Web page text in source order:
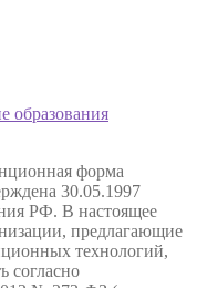
образования
форма
30.05.1997
РФ. В настоящее
предлагающие
технологий,
согласно